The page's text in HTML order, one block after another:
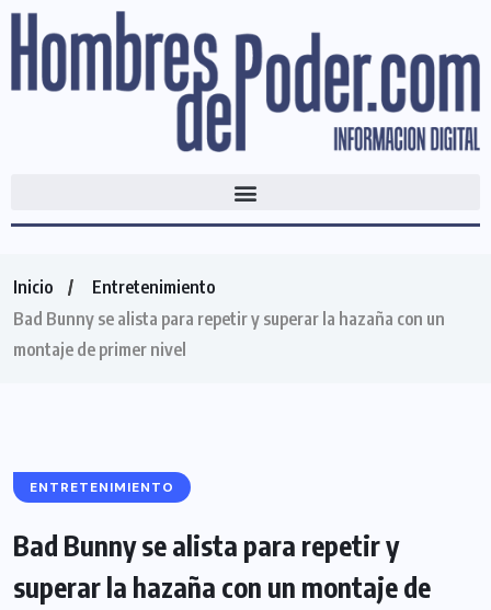
Inicio
Entretenimiento
Bad Bunny se alista para repetir y superar la hazaña con un
montaje de primer nivel
ENTRETENIMIENTO
Bad Bunny se alista para repetir y
superar la hazaña con un montaje de